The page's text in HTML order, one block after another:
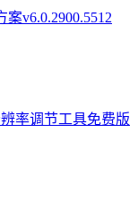
v6.0.2900.5512
辨率调节工具免费版